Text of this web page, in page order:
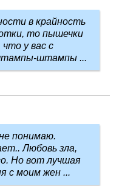
в крайность
то пышечки
у вас с
штампы ...
понимаю.
Любовь зла,
Но вот лучшая
с моим жен ...